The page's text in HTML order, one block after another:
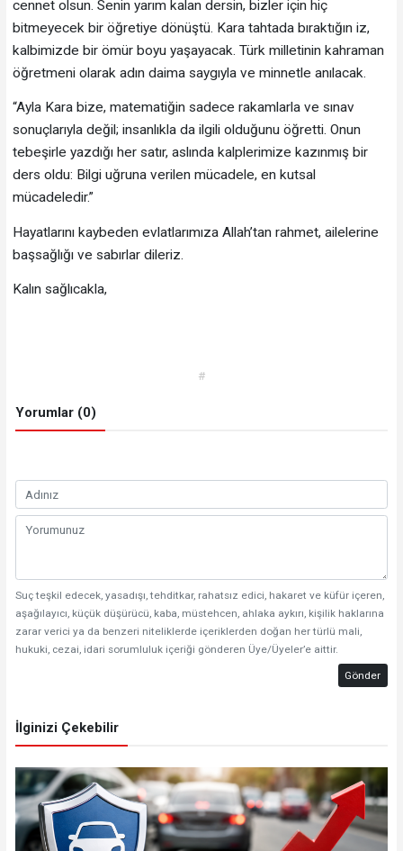
cennet olsun. Senin yarım kalan dersin, bizler için hiç
bitmeyecek bir öğretiye dönüştü. Kara tahtada bıraktığın iz,
kalbimizde bir ömür boyu yaşayacak. Türk milletinin kahraman
öğretmeni olarak adın daima saygıyla ve minnetle anılacak.
“Ayla Kara bize, matematiğin sadece rakamlarla ve sınav
sonuçlarıyla değil; insanlıkla da ilgili olduğunu öğretti. Onun
tebeşirle yazdığı her satır, aslında kalplerimize kazınmış bir
ders oldu: Bilgi uğruna verilen mücadele, en kutsal
mücadeledir.”
Hayatlarını kaybeden evlatlarımıza Allah’tan rahmet, ailelerine
başsağlığı ve sabırlar dileriz.
Kalın sağlıcakla,
#
Yorumlar (0)
Suç teşkil edecek, yasadışı, tehditkar, rahatsız edici, hakaret ve küfür içeren,
aşağılayıcı, küçük düşürücü, kaba, müstehcen, ahlaka aykırı, kişilik haklarına
zarar verici ya da benzeri niteliklerde içeriklerden doğan her türlü mali,
hukuki, cezai, idari sorumluluk içeriği gönderen Üye/Üyeler’e aittir.
Gönder
İlginizi Çekebilir